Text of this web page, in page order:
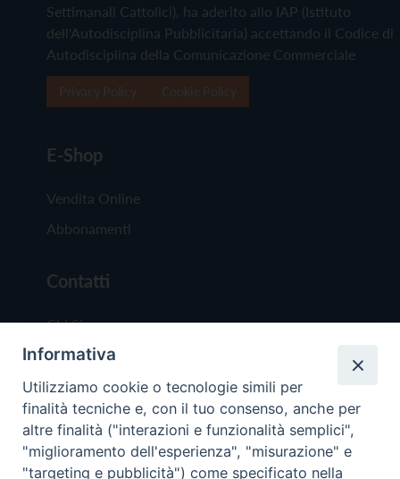
Settimanali Cattolici), ha aderito allo IAP (Istituto
dell'Autodisciplina Pubblicitaria) accettando il Codice di
Autodisciplina della Comunicazione Commerciale
E-Shop
Vendita Online
Abbonamenti
Contatti
Chi Siamo
Redazione
Scrivici
Informativa
Utilizziamo cookie o tecnologie simili per
finalità tecniche e, con il tuo consenso, anche per
altre finalità ("interazioni e funzionalità semplici",
"miglioramento dell'esperienza", "misurazione" e
"targeting e pubblicità") come specificato nella